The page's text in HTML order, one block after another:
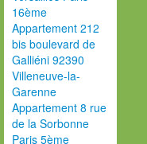
16ème
Appartement 212
bis boulevard de
Galliéni 92390
Villeneuve-la-
Garenne
Appartement 8 rue
de la Sorbonne
Paris 5ème